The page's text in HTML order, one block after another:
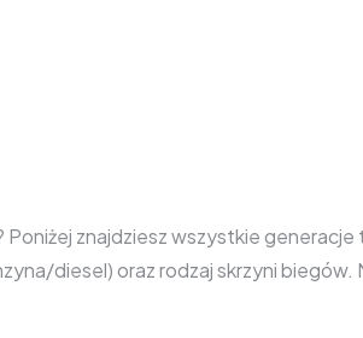
Poniżej znajdziesz wszystkie
diesel) oraz rodzaj skrzyni